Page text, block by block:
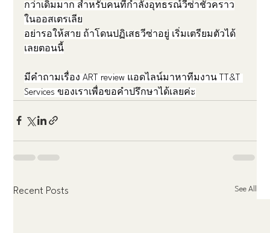
กว่าเดิมมาก สำหรับคนที่กำลังอุทธรณ์วีซ่าชั่วคราว
ในออสเตรเลีย
อย่ารอให้สาย ถ้าโดนปฏิเสธวีซ่าอยู่ เริ่มเตรียมตัวได้
เลยตอนนี้
มีคำถามเรื่อง ART review แอดไลน์มาหาทีมงาน TT&T
Services ของเราเพื่อขอคำปรึกษาได้เลยค่ะ
Recent Posts See All